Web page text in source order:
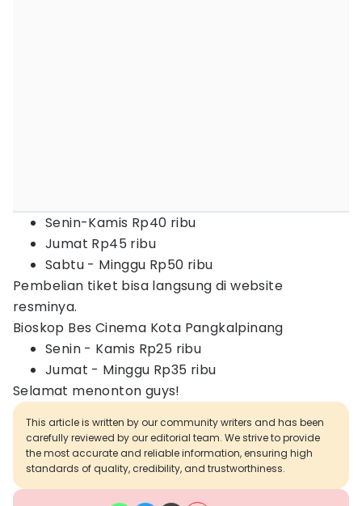
Senin-Kamis Rp40 ribu
Jumat Rp45 ribu
Sabtu - Minggu Rp50 ribu
Pembelian tiket bisa langsung di website
resminya.
Bioskop Bes Cinema Kota Pangkalpinang
Senin - Kamis Rp25 ribu
Jumat - Minggu Rp35 ribu
Selamat menonton guys!
This article is written by our community writers and has been
carefully reviewed by our editorial team. We strive to provide
the most accurate and reliable information, ensuring high
standards of quality, credibility, and trustworthiness.